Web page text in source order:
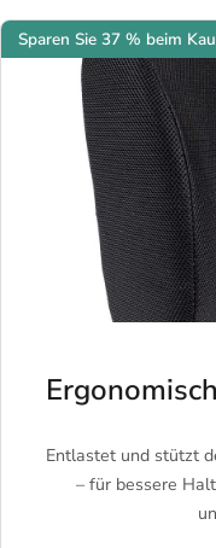
Sparen Sie 37 % beim
Entlastet und stützt
– für bessere